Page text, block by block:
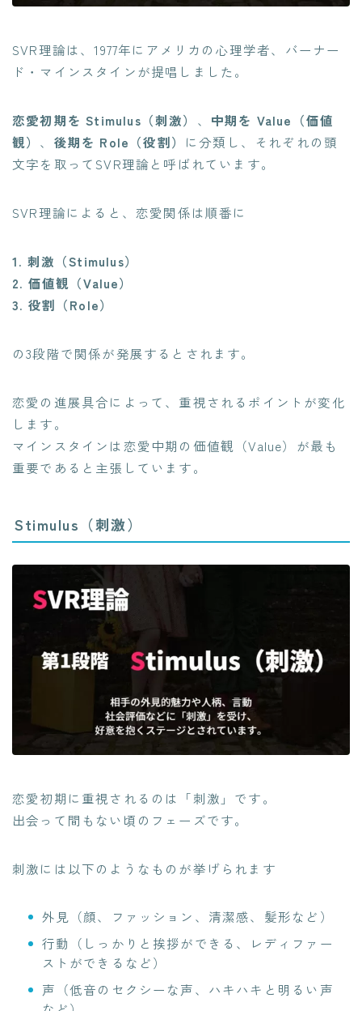
SVR理論は、1977年にアメリカの心理学者、バーナー
ド・マインスタインが提唱しました。
恋愛初期を Stimulus（刺激） 、 中期を Value（価値
観） 、 後期を Role（役割） に分類し、それぞれの頭
文字を取ってSVR理論と呼ばれています。
SVR理論によると、恋愛関係は順番に
1. 刺激（Stimulus）
2. 価値観（Value）
3. 役割（Role）
の3段階で関係が発展するとされます。
恋愛の進展具合によって、重視されるポイントが変化
します。
マインスタインは恋愛中期の価値観（Value）が最も
重要であると主張しています。
Stimulus（刺激）
恋愛初期に重視されるのは「刺激」です。
出会って間もない頃のフェーズです。
刺激には以下のようなものが挙げられます
外見（顔、ファッション、清潔感、髪形など）
行動（しっかりと挨拶ができる、レディファー
ストができるなど）
声（低音のセクシーな声、ハキハキと明るい声